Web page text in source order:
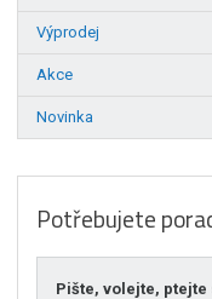
Výprodej
Akce
Novinka
Potřebujete
Pište, volejte, ptejte